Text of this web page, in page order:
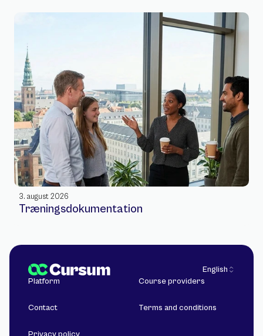
3. august 2026
Træningsdokumentation
Select Language
English
Platform
Course providers
Contact Terms and conditions